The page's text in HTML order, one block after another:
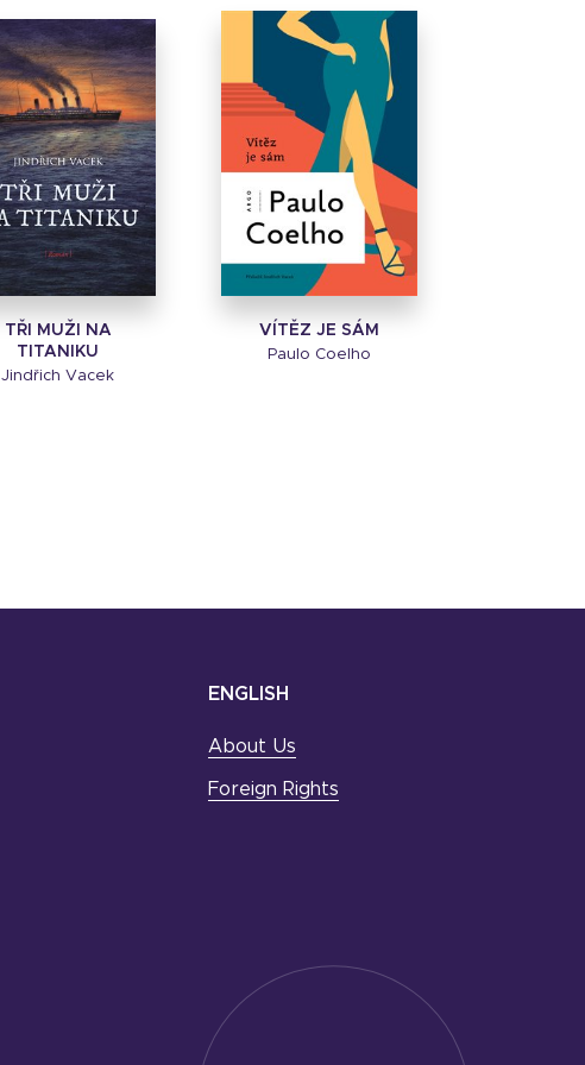
TŘI MUŽI NA
TITANIKU
Jindřich Vacek
VÍTĚZ JE SÁM
Paulo Coelho
ENGLISH
About Us
Foreign Rights